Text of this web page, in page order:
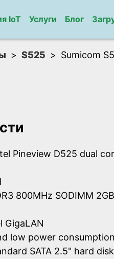
IoT Услуги Блог
S525 Sumicom
Pineview D525 dual
800MHz SODIMM
GigaLAN
low power consumption
SATA 2.5" hard